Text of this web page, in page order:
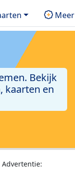
Meer
Bekijk
kaarten en
Advertentie: